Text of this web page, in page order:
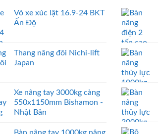
Vỏ xe xúc lật 16.9-24 BKT
Ấn Độ
Thang nâng đôi Nichi-lift
Japan
Xe nâng tay 3000kg càng
550x1150mm Bishamon -
Nhật Bản